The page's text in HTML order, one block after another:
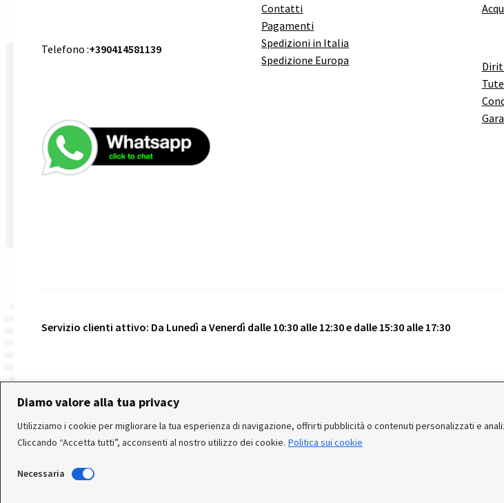
Diamo valore alla tua privacy
Utilizziamo i cookie per migliorare la tua esperienza di navigazione, offrirti pubblicità o contenuti personalizzati e
Cliccando “Accetta tutti”, acconsenti al nostro utilizzo dei cookie. Politica sui cookie
Necessaria
In occasione delle FERIE ESTIVE, alcune aziende produttrici e corrieri potrebbero sospendere o
(Utensileria - Ferramenta - arredo) ricevuti, potrebbero essere CONSEGNATI DOPO IL 25-08-2026.
è a Tua disposizione a mezzo whatsapp allo 041-4581364. Grazie per la comprensione e Buone Ferie.
Telefono :+390414581139
Contatti
Pagamenti
Spedizioni in Italia
Spedizione Europa
Servizio clienti attivo: Da Lunedì a Venerdì dalle 10:30 alle 12:30 e dalle 15:30 alle 17:30
© 2026 Realizzato da VeniceShop.it